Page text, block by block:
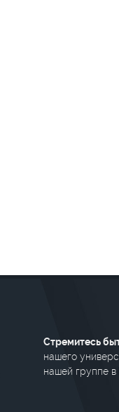
Стремитесь
нашего
нашей группе в